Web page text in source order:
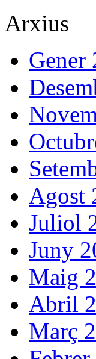
Arxius
Gener
Agost
Juliol
Juny
Maig
Abril
Març